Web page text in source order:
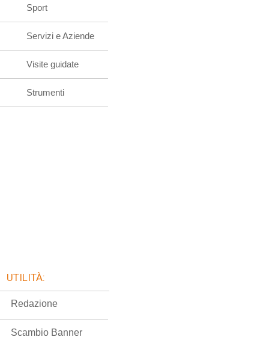
Sport
Servizi e Aziende
Visite guidate
Strumenti
UTILITÀ:
Redazione
Scambio Banner